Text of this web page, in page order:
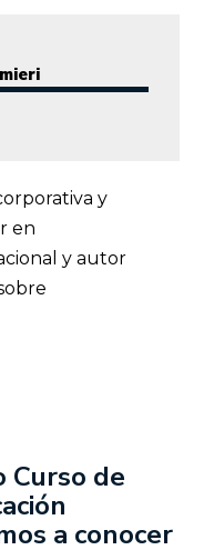
y
en
y autor
de
a conocer